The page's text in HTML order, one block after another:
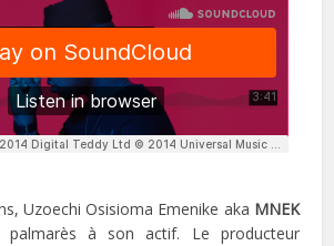
Uzoechi Osisioma Emenike aka MNEK
à son actif. Le producteur